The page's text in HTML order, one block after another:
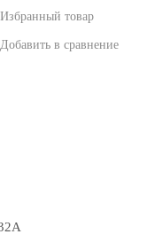
Избранный товар
Добавить в сравнение